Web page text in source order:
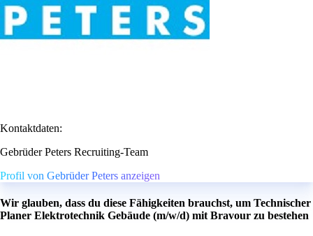
Kontaktdaten:
Gebrüder Peters Recruiting-Team
Profil von Gebrüder Peters anzeigen
Wir glauben, dass du diese Fähigkeiten brauchst, um Technischer
Planer Elektrotechnik Gebäude (m/w/d) mit Bravour zu bestehen